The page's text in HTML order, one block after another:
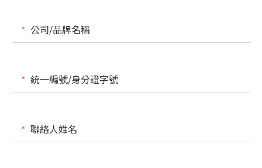
公司/品牌名稱
統一編號/身分證字號
聯絡人姓名